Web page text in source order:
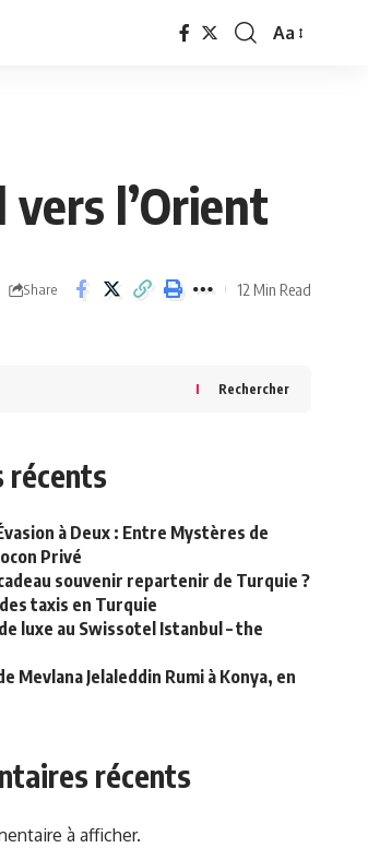
Font
Aa
l’Orient
Share 12 Min Read
Rechercher
récents
à Deux : Entre Mystères de
Privé
souvenir repartenir de Turquie ?
taxis en Turquie
luxe au Swissotel Istanbul – the
Mevlana Jelaleddin Rumi à Konya, en
récents
à afficher.